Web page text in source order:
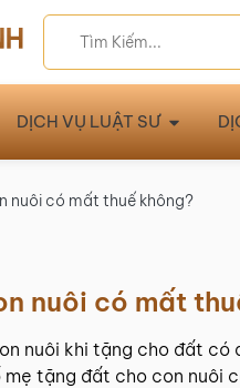
DỊCH VỤ LUẬT SƯ
nuôi có mất thuế không?
nuôi có mất
nuôi khi tặng cho đất có
tặng đất cho con nuôi